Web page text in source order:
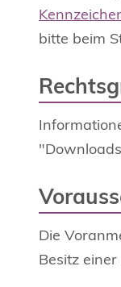
bitte beim
Die
Besitz